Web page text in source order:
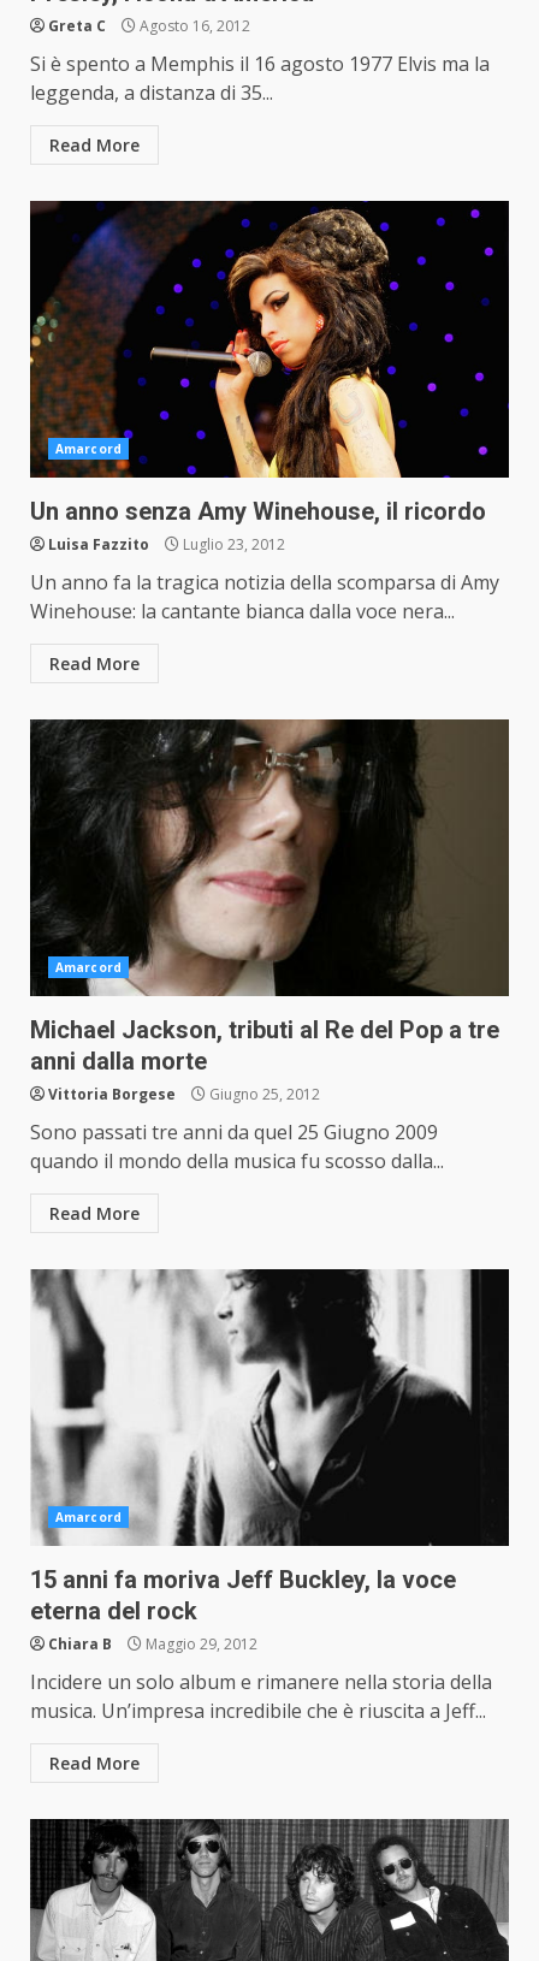
Greta C Agosto 16, 2012
Si è spento a Memphis il 16 agosto 1977 Elvis ma la
leggenda, a distanza di 35...
Read More
Amarcord
Un anno senza Amy Winehouse, il ricordo
Luisa Fazzito Luglio 23, 2012
Un anno fa la tragica notizia della scomparsa di Amy
Winehouse: la cantante bianca dalla voce nera...
Read More
Amarcord
Michael Jackson, tributi al Re del Pop a tre
anni dalla morte
Vittoria Borgese Giugno 25, 2012
Sono passati tre anni da quel 25 Giugno 2009
quando il mondo della musica fu scosso dalla...
Read More
Amarcord
15 anni fa moriva Jeff Buckley, la voce
eterna del rock
Chiara B Maggio 29, 2012
Incidere un solo album e rimanere nella storia della
musica. Un’impresa incredibile che è riuscita a Jeff...
Read More